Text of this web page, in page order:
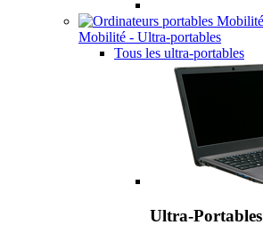
Mobilité - Ultra-portables
Tous les ultra-portables
Ultra-Portables